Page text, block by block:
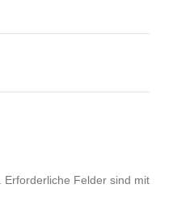
Erforderliche Felder sind mit